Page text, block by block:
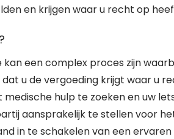
en krijgen waar u recht op
een complex proces zijn
u de vergoeding krijgt waar u
hulp te zoeken en uw
aansprakelijk te stellen voor
in te schakelen van een